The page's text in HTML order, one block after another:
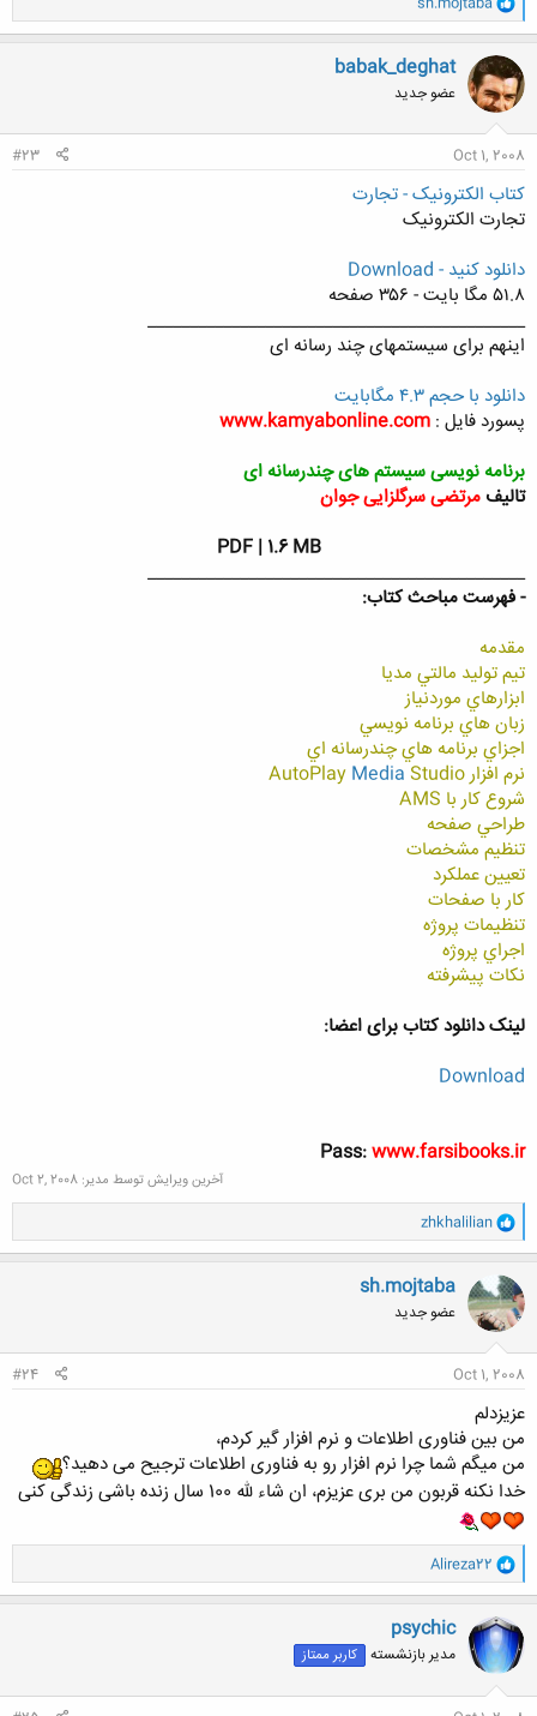
ا
ک
ن
ش
ه
ا
babak_deghat
عضو جدید
Oct 1, 2008
#23
کتاب الکترونیک - تجارت
تجارت الکترونیک
دانلود کنید - Download
۵۱.۸ مگا بایت - ۳۵۶ صفحه
_____________________________________________
اینهم برای سیستمهای چند رسانه ای
دانلود با حجم ۴.۳ مگابایت
پسورد فایل : www.kamyabonline.com
برنامه نویسی سیستم های چندرسانه ای
تالیف مرتضی سرگلزایی جوان
PDF | 1.6 MB
_____________________________________________
- فهرست مباحث کتاب:
مقدمه
تيم توليد مالتي مديا
ابزارهاي موردنياز
زبان هاي برنامه نويسي
اجزاي برنامه هاي چندرسانه اي
نرم افزار AutoPlay
Media Studio
شروع كار با AMS
طراحي صفحه
تنظيم مشخصات
تعيين عملكرد
كار با صفحات
تنظيمات پروژه
اجراي پروژه
نكات پيشرفته
لینک دانلود کتاب برای اعضا:
Download
Pass:www.farsibooks.ir
آخرین ویرایش توسط مدیر: Oct 2, 2008
و
ا
ک
ش
ه
ا
zhkhalilian
sh.mojtaba
عضو جدید
Oct 1, 2008
#24
عزیزدلم
من بین فناوری اطلاعات و نرم افزار گیر کردم،
من میگم شما چرا نرم افزار رو به فناوری اطلاعات ترجیح می دهید؟
خدا نکنه قربون من بری عزیزم، ان شاء لله 100 سال زنده باشی زندگی کنی
و
ا
ک
ن
ش
ه
ا
Alireza22
psychic
مدیر بازنشسته کاربر ممتاز